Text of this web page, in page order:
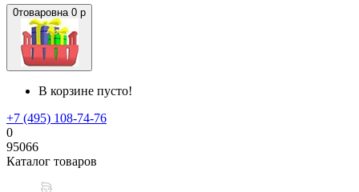
0товаровна 0 р
В корзине пусто!
+7 (495) 108-74-76
0
95066
Каталог товаров